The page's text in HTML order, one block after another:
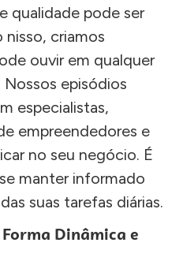
qualidade pode ser
nisso, criamos
ouvir em qualquer
Nossos episódios
especialistas,
empreendedores e
no seu negócio. É
manter informado
suas tarefas diárias.
Dinâmica e